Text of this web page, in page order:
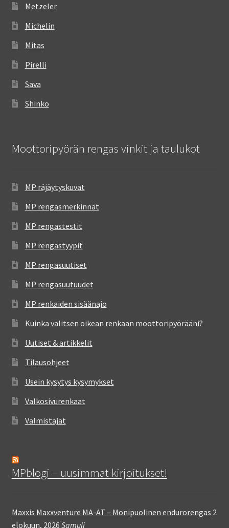
Metzeler
Michelin
Mitas
Pirelli
Sava
Shinko
Moottoripyörän rengas vinkit ja taulukot
MP räjäytyskuvat
MP rengasmerkinnät
MP rengastestit
MP rengastyypit
MP rengasuutiset
MP rengasuutuudet
MP renkaiden sisäänajo
Kuinka valitsen oikean renkaan moottoripyörääni?
Uutiset & artikkelit
Tilausohjeet
Usein kysytys kysymykset
Valkosivurenkaat
Valmistajat
MPblogi – uusimmat kirjoitukset!
Maxxis Maxxventure MA-AT – Monipuolinen endurorengas 2
elokuun, 2026 Samuli